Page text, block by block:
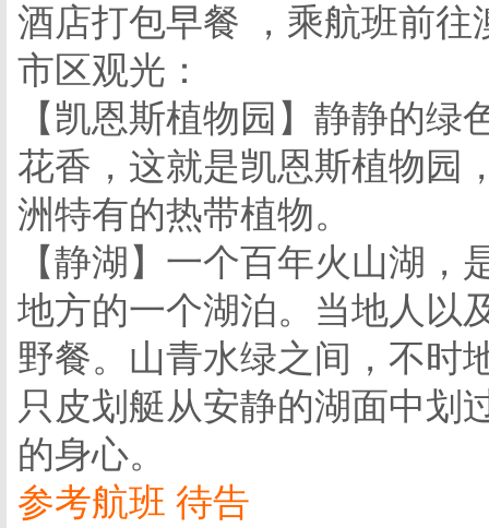
酒店打包早餐 ，乘航班前
市区观光：
【凯恩斯植物园】静静的
花香，这就是凯恩斯植物园
洲特有的热带植物。
【静湖】一个百年火山湖
地方的一个湖泊。当地人以
野餐。山青水绿之间，不时
只皮划艇从安静的湖面中划
的身心。
参考航班 待告